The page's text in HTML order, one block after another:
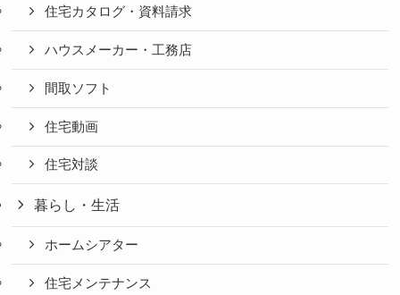
住宅カタログ・資料請求
ハウスメーカー・工務店
間取ソフト
住宅動画
住宅対談
暮らし・生活
ホームシアター
住宅メンテナンス